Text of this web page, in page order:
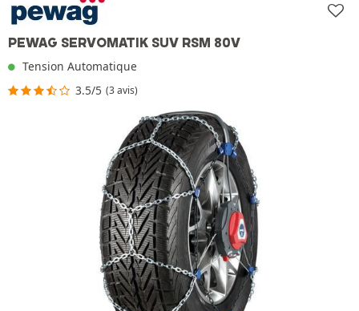
PEWAG SERVOMATIK SUV RSM 80V
Tension Automatique
3.5/5 (3 avis)